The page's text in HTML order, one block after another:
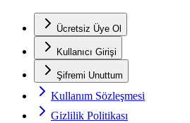
Ücretsiz Üye Ol
Kullanıcı Girişi
Şifremi Unuttum
Kullanım Sözleşmesi
Gizlilik Politikası